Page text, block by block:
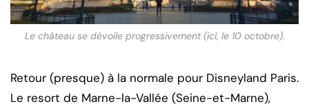
Le château se dévoile progressivement (ici, le 10 octobre).
Retour (presque) à la normale pour Disneyland Paris.
Le resort de Marne-la-Vallée (Seine-et-Marne),